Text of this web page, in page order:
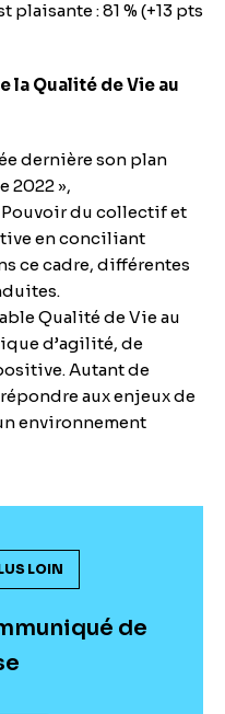
plaisante : 81 % (+13 pts
la Qualité de Vie au
dernière son plan
2022 »,
Pouvoir du collectif et
en conciliant
ce cadre, différentes
Qualité de Vie au
d’agilité, de
Autant de
aux enjeux de
environnement
LOIN
de